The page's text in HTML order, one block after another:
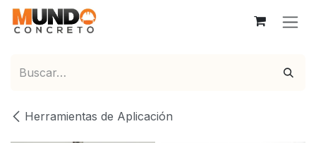
Ir al contenido
Herramientas de Aplicación